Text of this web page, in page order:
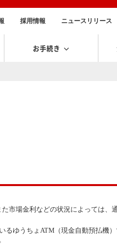
採用情報 ニュースリリース
お手続き
市場金利などの状況によっては、
るゆうちょATM（現金自動預払機